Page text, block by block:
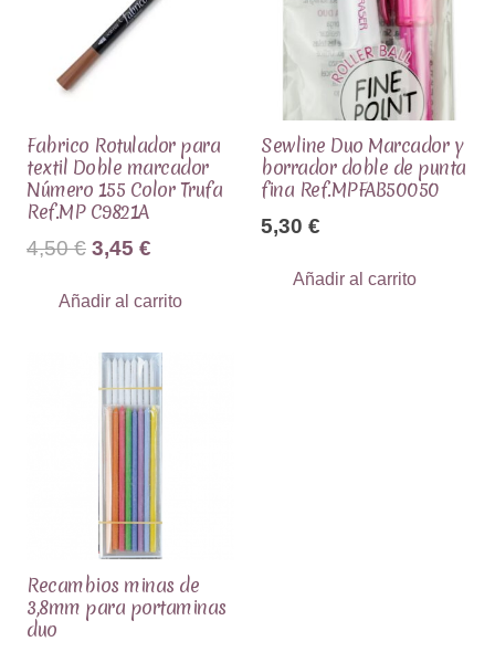
Fabrico Rotulador para
textil Doble marcador
Número 155 Color Trufa
Ref.MP C9821A
4,50€ El
original
4,50 €.
3,45 €
actual
3,45 €.
Añadir al carrito
Sewline Duo Marcador y
borrador doble de punta
fina Ref.MPFAB50050
5,30 €
Añadir al carrito
Recambios minas de
3,8mm para portaminas
duo